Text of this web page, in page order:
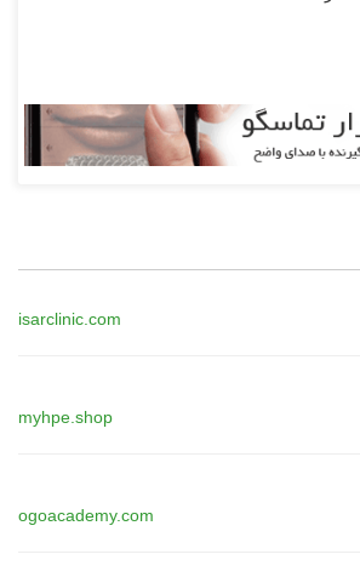
isarclinic.com
myhpe.shop
ogoacademy.com